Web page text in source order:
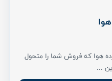
پرده هوا که فروش شما را متحول
...